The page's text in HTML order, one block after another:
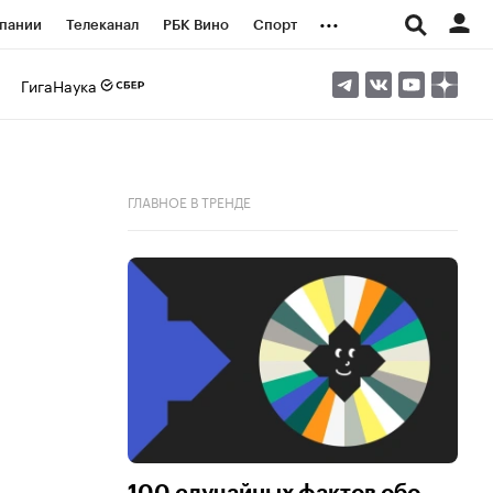
Телеканал РБК Вино Спорт ...
ГигаНаука
ГЛАВНОЕ В ТРЕНДЕ